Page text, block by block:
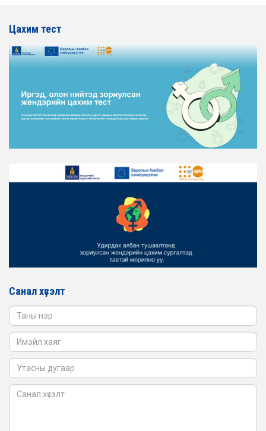
ЖЕНДЭРИЙН ҮНДЭСНИЙ ХОРООНЫ АЖЛЫН АЛБАНЫ
ТӨЛӨӨЛӨЛ ХОТ БАЙГУУЛАЛТ, БАРИЛГА, ОРОН
СУУЦЖУУЛАЛТЫН ЯАМАНД АЖИЛЛАВ
2026-02-16
ЖЕНДЭРИЙН ЭРХ ТЭГШ БАЙДЛЫГ ХАНГАХ ҮЙЛ
АЖИЛЛАГААГ ЭРЧИМЖҮҮЛЭХ САРЫН ХУВААРЬТАЙ
2026-02-16
ТӨЛӨӨЛӨЛ ЗАМ ТЭЭВРИЙН ЯАМАНД АЖИЛЛАВ
ЖЕНДЭРИЙН ҮНДЭСНИЙ ХОРООНЫ АЖЛЫН АЛБАНЫ
ТӨЛӨӨЛӨЛ БАТЛАН ХАМГААЛАХ ЯАМАНД
Цахим тест
Санал хүсэлт